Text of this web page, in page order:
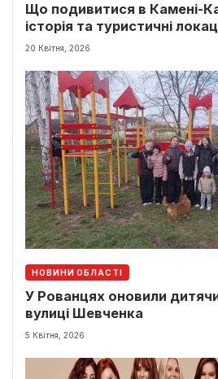
Що подивитися в Камені-
історія та туристичні
20 Квітня, 2026
НОВИНИ ОБЛАСТІ
У Рованцях оновили
вулиці Шевченка
5 Квітня, 2026